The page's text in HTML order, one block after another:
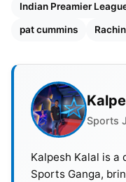
Indian Preamier
pat cummins
Sports
Kalpesh Kalal is
Sports Ganga,